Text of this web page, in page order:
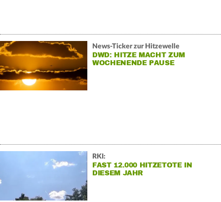
News-Ticker zur Hitzewelle
DWD: HITZE MACHT ZUM
WOCHENENDE PAUSE
RKI:
FAST 12.000 HITZETOTE IN
DIESEM JAHR